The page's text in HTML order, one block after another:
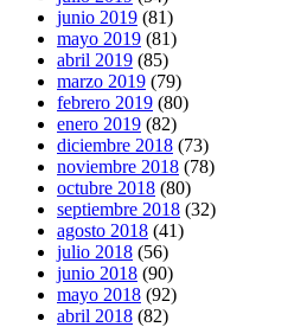
junio 2019 (81)
mayo 2019 (81)
abril 2019 (85)
marzo 2019 (79)
febrero 2019 (80)
enero 2019 (82)
diciembre 2018 (73)
noviembre 2018 (78)
octubre 2018 (80)
septiembre 2018 (32)
agosto 2018 (41)
julio 2018 (56)
junio 2018 (90)
mayo 2018 (92)
abril 2018 (82)